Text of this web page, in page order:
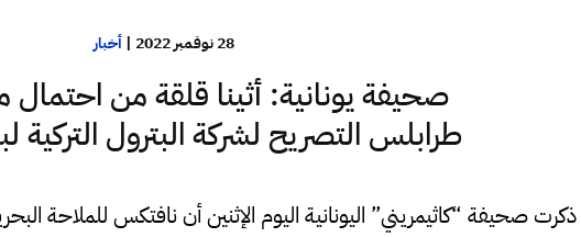
28 نوفمبر 2022 | أخبار
صحيفة يونانية: أثينا قلقة من
طرابلس التصريح لشركة البترول التركية
ذكرت صحيفة “كاثيمريني” اليونانية اليوم الإثنين أن نافتكس للملاحة